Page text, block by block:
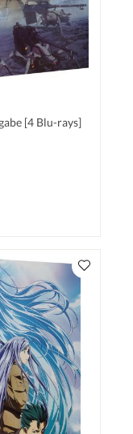
[4 Blu-rays]